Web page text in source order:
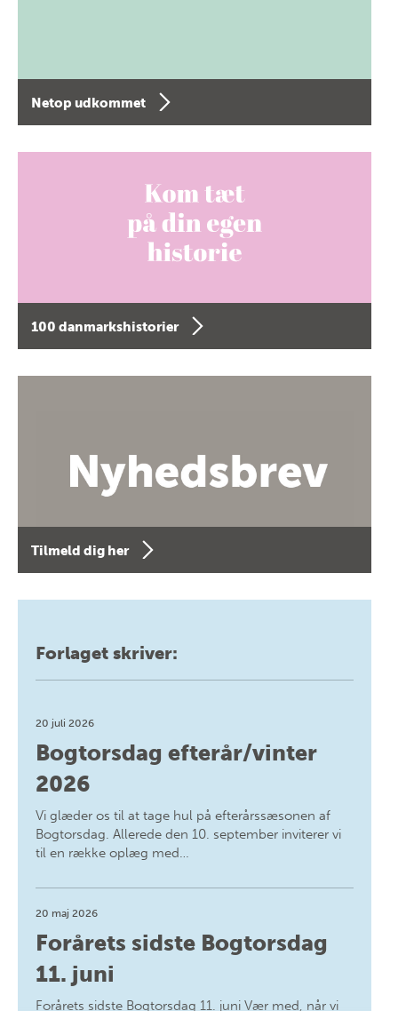
Netop udkommet
100 danmarkshistorier
Tilmeld dig her
Forlaget skriver:
20 juli 2026
Bogtorsdag efterår/vinter
2026
Vi glæder os til at tage hul på efterårssæsonen af
Bogtorsdag. Allerede den 10. september inviterer vi
til en række oplæg med…
20 maj 2026
Forårets sidste Bogtorsdag
11. juni
Forårets sidste Bogtorsdag 11. juni Vær med, når vi